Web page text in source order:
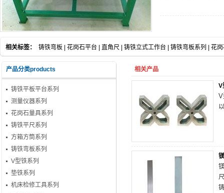
相关标签： 铸铁弯板 花岗石平台 直角尺 铸铁立式工作台 铸铁弯板系列 花
相关产品
V
V
产品分类products
铸铁平板平台系列
测量仪器系列
花岗石量具系列
铸铁平尺系列
方箱方筒系列
铸铁弯板系列
V型铁系列
垫铁系列
机床检修工具系列